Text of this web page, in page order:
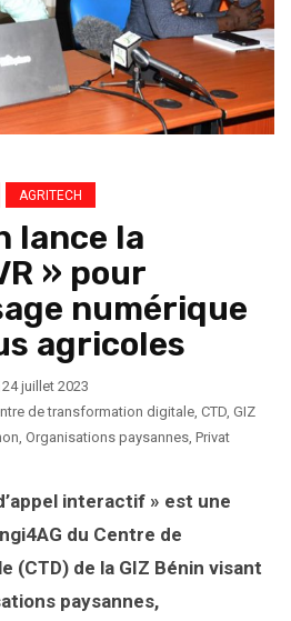
AGRITECH
lance la
» pour
numérique
agricoles
24 juillet 2023
de transformation digitale CTD GIZ
Organisations paysannes Privat
interactif » est une
du Centre de
(CTD) de la GIZ Bénin visant
paysannes,